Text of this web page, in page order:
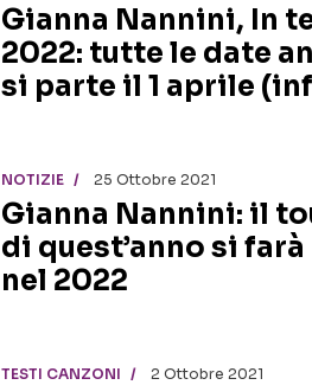
Gianna Nannini, In
2022: tutte le date
si parte il 1 aprile
NOTIZIE 25 Ottobre 2021
Gianna Nannini: il
di quest’anno si
nel 2022
TESTI CANZONI 2 Ottobre 2021